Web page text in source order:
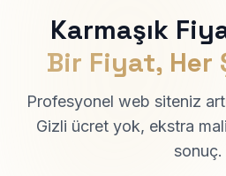
Karmaşık
Bir Fiyat, Her
Profesyonel web siteniz
Gizli ücret yok, ekstra
sonuç.